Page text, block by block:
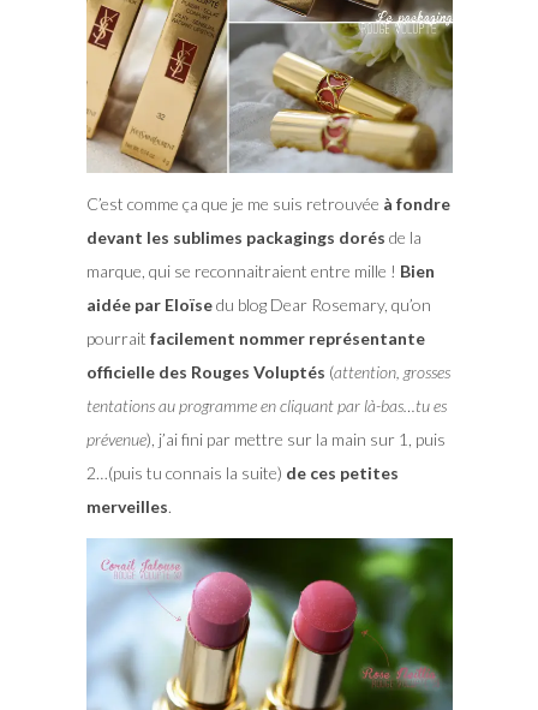
C’est comme ça que je me suis retrouvée à fondre
devant les sublimes packagings dorés de la
marque, qui se reconnaitraient entre mille ! Bien
aidée par Eloïsedu blog Dear Rosemary, qu’on
pourrait facilement nommer représentante
officielle des Rouges Voluptés (attention, grosses
tentations au programme en cliquant par là-bas…tu es
prévenue), j’ai fini par mettre sur la main sur 1, puis
2…(puis tu connais la suite) de ces petites
merveilles.